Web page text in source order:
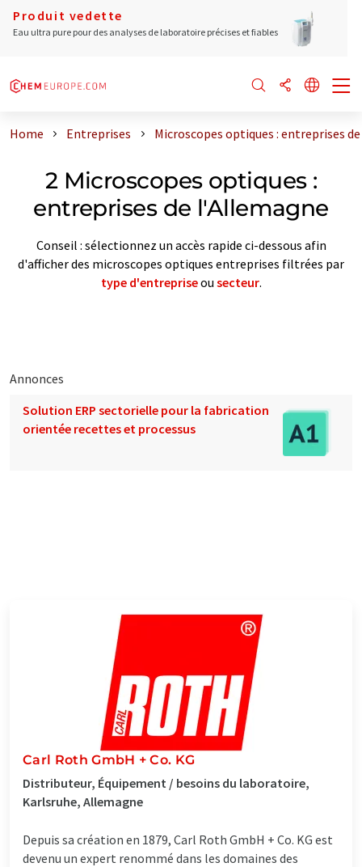
Produit vedette
Eau ultra pure pour des analyses de laboratoire précises et fiables
Home Entreprises Microscopes optiques : entreprises
2 Microscopes optiques :
entreprises de l'Allemagne
Conseil : sélectionnez un accès rapide ci-dessous afin
d'afficher des microscopes optiques entreprises filtrées par
type d'entrepriseou secteur.
Annonces
Solution ERP sectorielle pour la fabrication
orientée recettes et processus
Carl Roth GmbH + Co. KG
Distributeur, Équipement / besoins du laboratoire,
Karlsruhe, Allemagne
Depuis sa création en 1879, Carl Roth GmbH + Co. KG est
devenu un expert renommé dans les domaines des